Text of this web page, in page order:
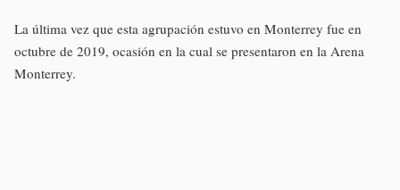
La última vez que esta agrupación estuvo en Monterrey fue en
octubre de 2019, ocasión en la cual se presentaron en la Arena
Monterrey.